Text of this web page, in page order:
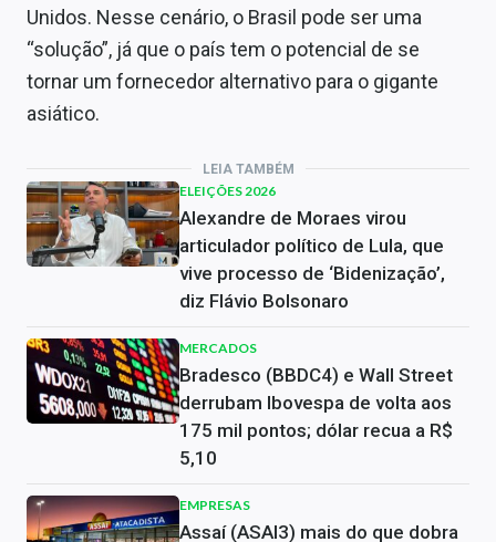
Unidos. Nesse cenário, o Brasil pode ser uma
“solução”, já que o país tem o potencial de se
tornar um fornecedor alternativo para o gigante
asiático.
LEIA TAMBÉM
ELEIÇÕES 2026
Alexandre de Moraes virou
articulador político de Lula, que
vive processo de ‘Bidenização’,
diz Flávio Bolsonaro
MERCADOS
Bradesco (BBDC4) e Wall Street
derrubam Ibovespa de volta aos
175 mil pontos; dólar recua a R$
5,10
EMPRESAS
Assaí (ASAI3) mais do que dobra